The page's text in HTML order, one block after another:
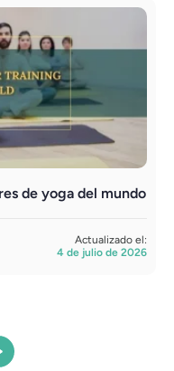
de yoga del mundo
Actualizado el:
4 de julio de 2026